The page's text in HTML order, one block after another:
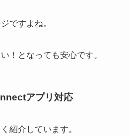
ですよね。
！となっても安心です。
アプリ対応
紹介しています。